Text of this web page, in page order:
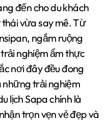
đến cho du khách
vừa say mê. Từ
ngắm ruộng
nghiệm ẩm thực
nơi đây đều đong
những trải nghiệm
lịch Sapa chính là
trọn vẹn vẻ đẹp và